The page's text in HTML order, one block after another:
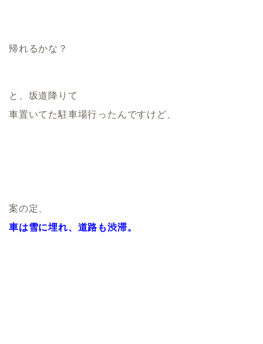
帰れるかな？
と、坂道降りて
車置いてた駐車場行ったんですけど、
案の定、
車は雪に埋れ、道路も渋滞。